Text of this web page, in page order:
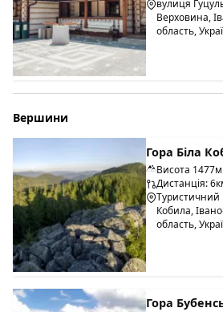
вулиця
Верховина,
область,
Вершини
Гора Біла
Висота 1477м
Дистанція:
Туристичний
Кобила,
область,
Гора